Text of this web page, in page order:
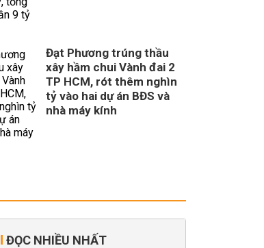
Đạt Phương trúng thầu
xây hầm chui Vành đai 2
TP HCM, rót thêm nghìn
tỷ vào hai dự án BĐS và
nhà máy kính
ĐỌC NHIỀU NHẤT